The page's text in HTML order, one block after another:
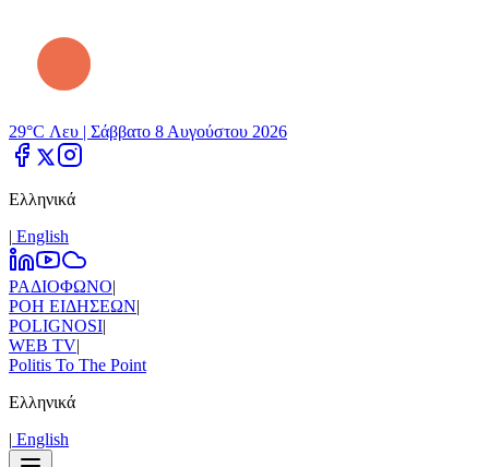
29°C Λευ | Σάββατο 8 Αυγούστου 2026
Ελληνικά
| Εnglish
ΡΑΔΙΟΦΩΝΟ|
ΡΟΗ ΕΙΔΗΣΕΩΝ|
POLIGNOSI|
WEB TV|
Politis To The Point
Ελληνικά
| Εnglish